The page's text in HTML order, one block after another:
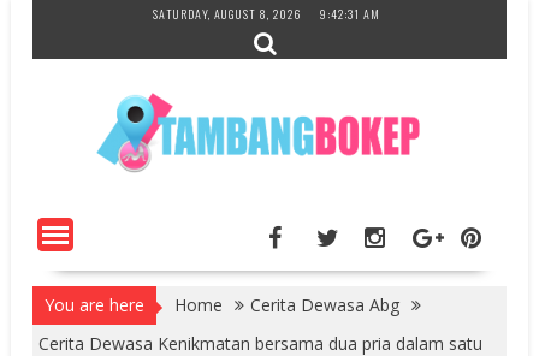
content
SATURDAY, AUGUST 8, 2026 9:42:32 AM
You are here Home
Cerita Dewasa Abg
Cerita Dewasa Kenikmatan bersama dua pria dalam satu